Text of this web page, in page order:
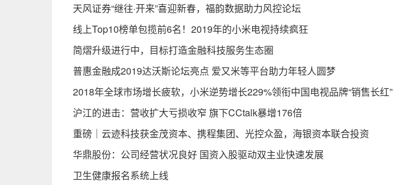
天风证券“继往·开来”喜迎新春，福韵数据助力风控论坛
线上Top10榜单包揽前6名！2019年的小米电视持续疯狂
简熠升级进行中，目标打造金融科技服务生态圈
普惠金融成2019达沃斯论坛亮点 爱又米等平台助力年轻人圆梦
2018年全球市场增长疲软，小米逆势增长229%领衔中国电视品牌“销售长红”
沪江的进击：营收扩大亏损收窄 旗下CCtalk暴增176倍
重磅｜云迹科技获金茂资本、携程集团、光控众盈，海银资本联合投资
华鼎股份：公司经营状况良好 国资入股驱动双主业快速发展
卫生健康报名系统上线